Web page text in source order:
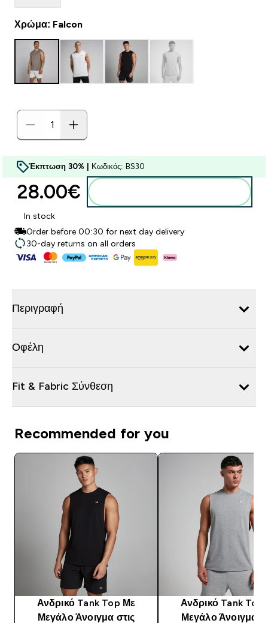
Χρώμα: Falcon
Έκπτωση 30% | Κωδικός: BS30
28.00€‎
In stock
Order before 00:30 for next day delivery
30-day returns on all orders
Περιγραφή
Οφέλη
Fit & Fabric Σύνθεση
Recommended for you
Ανδρικό Tank Top Με
Μεγάλο Άνοιγμα στις
Ανδρικό Tank Top
Μεγάλο Άνοιγμα